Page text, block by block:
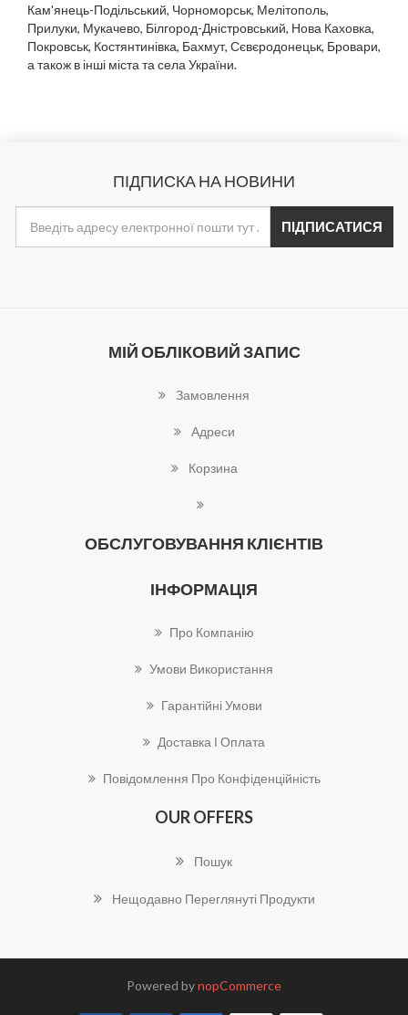
Кам'янець-Подільський, Чорноморськ, Мелітополь,
Прилуки, Мукачево, Білгород-Дністровський, Нова Каховка,
Покровськ, Костянтинівка, Бахмут, Сєвєродонецьк, Бровари,
а також в інші міста та села України.
ПІДПИСКА НА НОВИНИ
МІЙ ОБЛІКОВИЙ ЗАПИС
Замовлення
Адреси
Корзина
ОБСЛУГОВУВАННЯ КЛІЄНТІВ
ІНФОРМАЦІЯ
Про Компанію
Умови Використання
Гарантійні Умови
Доставка І Оплата
Повідомлення Про Конфіденційність
OUR OFFERS
Пошук
Нещодавно Переглянуті Продукти
Powered bynopCommerce